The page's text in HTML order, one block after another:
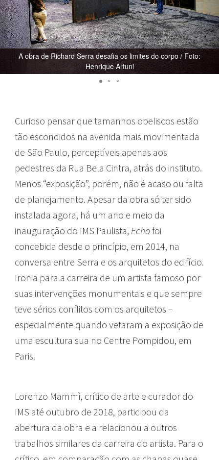
A obra de Richard Serra desafia os limites do corpo / Foto:
Henrique Artuni
Curioso pensar que tamanhos obeliscos estão
tão escondidos na avenida mais movimentada
de São Paulo, perceptíveis apenas aos
pedestres da Rua Bela Cintra, atrás do instituto.
Menos “exposição”, porém, não é acaso ou falta
de planejamento. Apesar da obra só ter sido
instalada agora, há um ano e meio da
inauguração do IMS Paulista, Echofoi
concebida desde o princípio, em 2014, na
conversa entre Serra e os arquitetos do edifício.
Ironia para a carreira de um artista famoso por
suas intervenções monumentais e que sempre
teve sérios conflitos com os arquitetos –
especialmente quando vetaram a exposição de
uma escultura sua no Centre Pompidou, em
Paris.
Lorenzo Mammì, crítico de arte e curador do
IMS até outubro de 2018, participou da
abertura da obra e a relacionou a outros
trabalhos similares da carreira do artista. Para o